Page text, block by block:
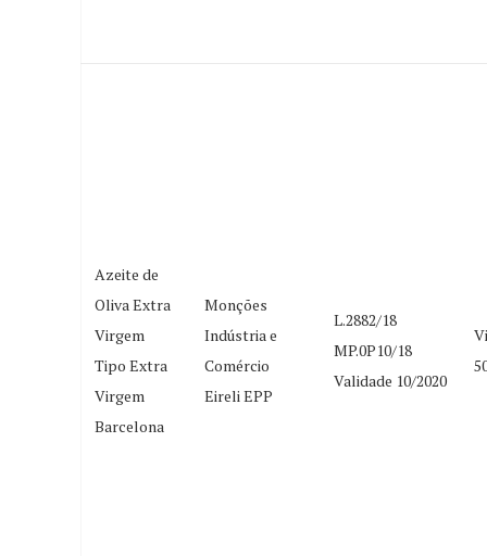
Azeite de
Oliva Extra
Virgem
Tipo Extra
Virgem
Barcelona
Monções
Indústria e
Comércio
Eireli EPP
L.2882/18
MP.0P10/18
Validade 10/2020